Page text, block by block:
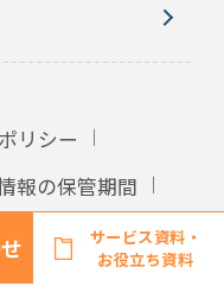
サービス資料・
お役立ち資料
リシー
報の保管期間
規約